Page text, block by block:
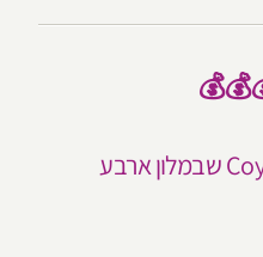
בראנץ' פרואני במסעדת Coya שבמלון ארבע